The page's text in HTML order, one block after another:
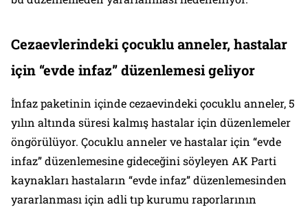
Cezaevlerindeki çocuklu anneler, hastalar
için “evde infaz” düzenlemesi geliyor
İnfaz paketinin içinde cezaevindeki çocuklu anneler, 5
yılın altında süresi kalmış hastalar için düzenlemeler
öngörülüyor. Çocuklu anneler ve hastalar için “evde
infaz” düzenlemesine gideceğini söyleyen AK Parti
kaynakları hastaların “evde infaz” düzenlemesinden
yararlanması için adli tıp kurumu raporlarının